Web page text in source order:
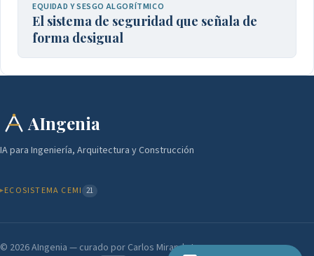
EQUIDAD Y SESGO ALGORÍTMICO
El sistema de seguridad que señala de
forma desigual
AIngenia
IA para Ingeniería, Arquitectura y Construcción
ECOSISTEMA CEMI 21
© 2026 AIngenia — curado por Carlos Miranda Levy